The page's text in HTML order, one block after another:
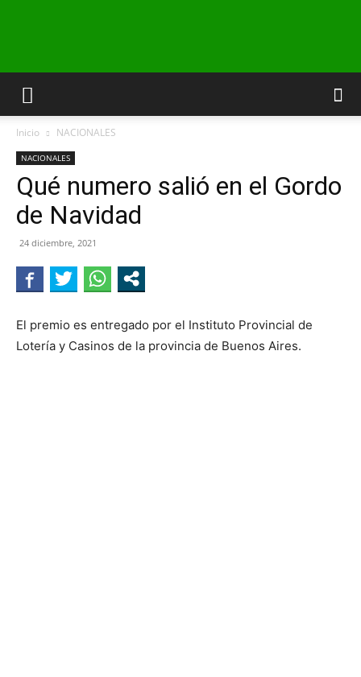
INFO24
Inicio NACIONALES
NACIONALES
Qué numero salió en el Gordo
de Navidad
24 diciembre, 2021
El premio es entregado por el Instituto Provincial de
Lotería y Casinos de la provincia de Buenos Aires.